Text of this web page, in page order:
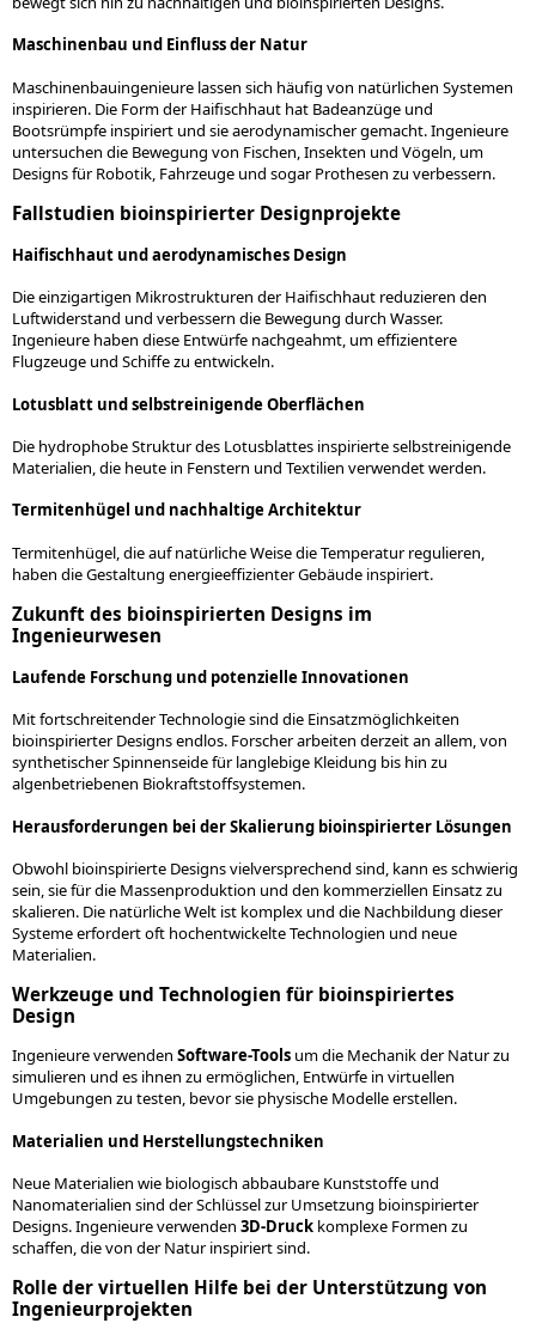
Maschinenbau und Einfluss der Natur
Maschinenbauingenieure lassen sich häufig von natürlichen Systemen
inspirieren. Die Form der Haifischhaut hat Badeanzüge und
Bootsrümpfe inspiriert und sie aerodynamischer gemacht. Ingenieure
untersuchen die Bewegung von Fischen, Insekten und Vögeln, um
Designs für Robotik, Fahrzeuge und sogar Prothesen zu verbessern.
Fallstudien bioinspirierter Designprojekte
Haifischhaut und aerodynamisches Design
Die einzigartigen Mikrostrukturen der Haifischhaut reduzieren den
Luftwiderstand und verbessern die Bewegung durch Wasser.
Ingenieure haben diese Entwürfe nachgeahmt, um effizientere
Flugzeuge und Schiffe zu entwickeln.
Lotusblatt und selbstreinigende Oberflächen
Die hydrophobe Struktur des Lotusblattes inspirierte selbstreinigende
Materialien, die heute in Fenstern und Textilien verwendet werden.
Termitenhügel und nachhaltige Architektur
Termitenhügel, die auf natürliche Weise die Temperatur regulieren,
haben die Gestaltung energieeffizienter Gebäude inspiriert.
Zukunft des bioinspirierten Designs im
Ingenieurwesen
Laufende Forschung und potenzielle Innovationen
Mit fortschreitender Technologie sind die Einsatzmöglichkeiten
bioinspirierter Designs endlos. Forscher arbeiten derzeit an allem, von
synthetischer Spinnenseide für langlebige Kleidung bis hin zu
algenbetriebenen Biokraftstoffsystemen.
Herausforderungen bei der Skalierung bioinspirierter Lösungen
Obwohl bioinspirierte Designs vielversprechend sind, kann es schwierig
sein, sie für die Massenproduktion und den kommerziellen Einsatz zu
skalieren. Die natürliche Welt ist komplex und die Nachbildung dieser
Systeme erfordert oft hochentwickelte Technologien und neue
Materialien.
Werkzeuge und Technologien für bioinspiriertes
Design
Ingenieure verwenden Software-Tools um die Mechanik der Natur zu
simulieren und es ihnen zu ermöglichen, Entwürfe in virtuellen
Umgebungen zu testen, bevor sie physische Modelle erstellen.
Materialien und Herstellungstechniken
Neue Materialien wie biologisch abbaubare Kunststoffe und
Nanomaterialien sind der Schlüssel zur Umsetzung bioinspirierter
Designs. Ingenieure verwenden 3D-Druck komplexe Formen zu
schaffen, die von der Natur inspiriert sind.
Rolle der virtuellen Hilfe bei der Unterstützung von
Ingenieurprojekten